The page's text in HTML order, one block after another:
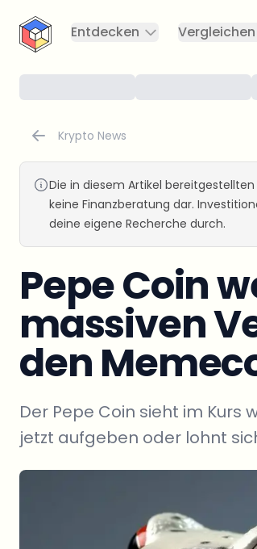
CryptoTicker
Entdecken
Vergleichen
Krypto News
Die in diesem Artikel
keine Finanzberatung dar.
deine eigene Recherche durch.
Pepe Coin
massiven
den
Der Pepe Coin sieht im
jetzt aufgeben oder lohnt